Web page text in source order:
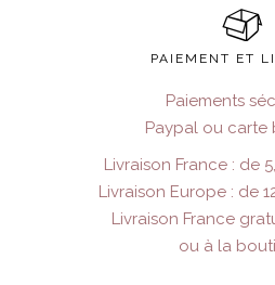
PAIEMENT ET
Paiements
Paypal ou carte
Livraison France : de
Livraison Europe : de
Livraison France
ou à la